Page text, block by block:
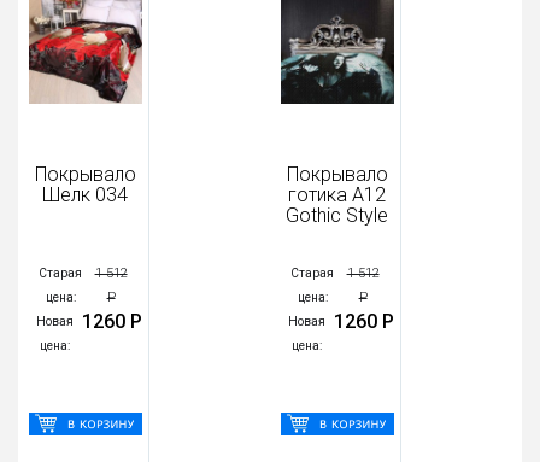
Покрывало
Шелк 034
Старая
цена:
1 512
Новая
цена:
1260 Р
Покрывало
готика А12
Gothic Style
Старая
цена:
1 512
Новая
цена:
1260 Р